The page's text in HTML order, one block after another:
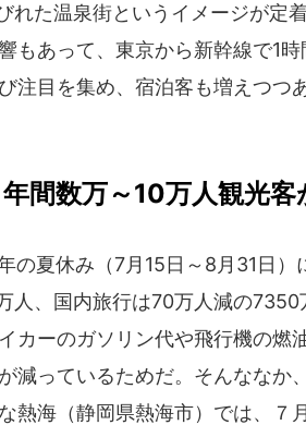
た温泉街というイメージが定
もあって、東京から新幹線で1
注目を集め、宿泊客も増えつつあ
間数万～10万人観光客
の夏休み（7月15日～8月31日）
人、国内旅行は70万人減の7350
カーのガソリン代や飛行機の燃
減っているためだ。そんななか
熱海（静岡県熱海市）では、７